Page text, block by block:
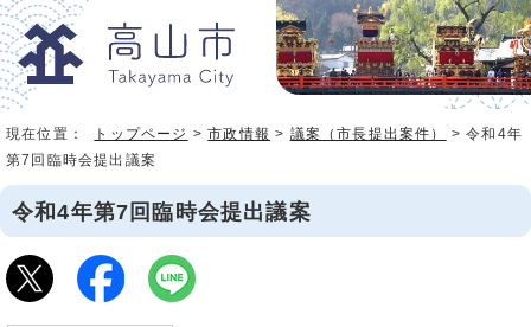
現在位置： トップページ >市政情報 > 議案（市長提出案件）
> 令和4年
第7回臨時会提出議案
令和4年第7回臨時会提出議案